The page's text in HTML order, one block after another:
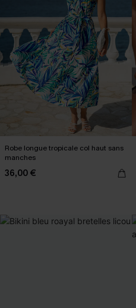
Robe longue tropicale col haut sans
manches
36,00 €